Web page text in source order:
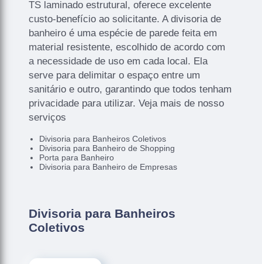
TS laminado estrutural, oferece excelente
custo-benefício ao solicitante. A divisoria de
banheiro é uma espécie de parede feita em
material resistente, escolhido de acordo com
a necessidade de uso em cada local. Ela
serve para delimitar o espaço entre um
sanitário e outro, garantindo que todos tenham
privacidade para utilizar. Veja mais de nosso
serviços
Divisoria para Banheiros Coletivos
Divisoria para Banheiro de Shopping
Porta para Banheiro
Divisoria para Banheiro de Empresas
Divisoria para Banheiros
Coletivos